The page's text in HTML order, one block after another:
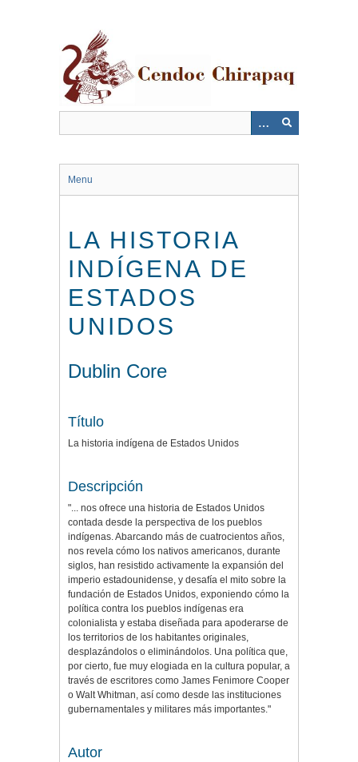
Menu
LA HISTORIA
INDÍGENA DE
ESTADOS
UNIDOS
Dublin Core
Título
La historia indígena de Estados Unidos
Descripción
"... nos ofrece una historia de Estados Unidos
contada desde la perspectiva de los pueblos
indígenas. Abarcando más de cuatrocientos años,
nos revela cómo los nativos americanos, durante
siglos, han resistido activamente la expansión del
imperio estadounidense, y desafía el mito sobre la
fundación de Estados Unidos, exponiendo cómo la
política contra los pueblos indígenas era
colonialista y estaba diseñada para apoderarse de
los territorios de los habitantes originales,
desplazándolos o eliminándolos. Una política que,
por cierto, fue muy elogiada en la cultura popular, a
través de escritores como James Fenimore Cooper
o Walt Whitman, así como desde las instituciones
gubernamentales y militares más importantes."
Autor